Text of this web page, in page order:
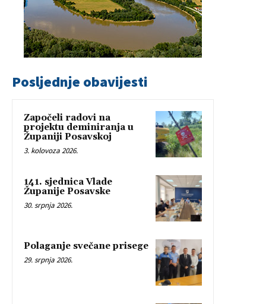
Posljednje obavijesti
Započeli radovi na
projektu deminiranja u
Županiji Posavskoj
3. kolovoza 2026.
141. sjednica Vlade
Županije Posavske
30. srpnja 2026.
Polaganje svečane prisege
29. srpnja 2026.